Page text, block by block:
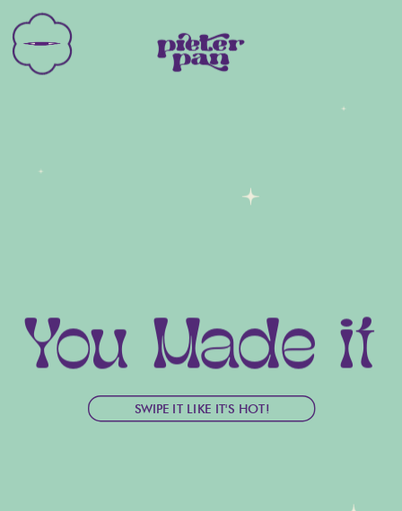
You Made it
SWIPE IT LIKE IT'S HOT!